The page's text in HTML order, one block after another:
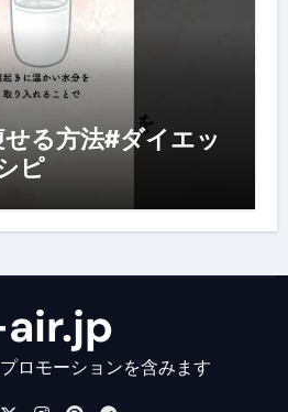
る方法#ダイエッ
ピ
ロモーションを含みます